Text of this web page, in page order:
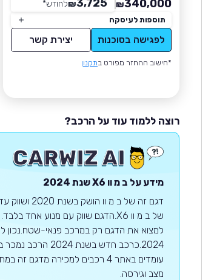
340,000
₪
3,725
₪לחודש*
תוספות לעיסקה
לפגישה בסוכנות יצירת קשר
*חישוב ההחזר מפורט בתקנון
רוצה ללמוד עוד על הרכב?
מידע על ב מ וו X6שנת 2024
מצב וגירסה.